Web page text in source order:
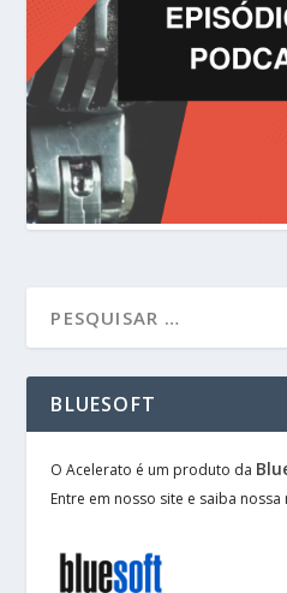
BLUESOFT
O Acelerato é um produto da
Entre em nosso site e saiba